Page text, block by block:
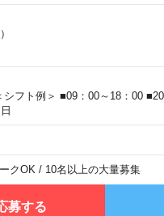
シフト例＞ ■09：00～18：00
クOK / 10名以上の大量募集
募する